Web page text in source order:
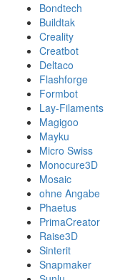
Bondtech
Buildtak
Creality
Creatbot
Deltaco
Flashforge
Formbot
Lay-Filaments
Magigoo
Mayku
Micro Swiss
Monocure3D
Mosaic
ohne Angabe
Phaetus
PrimaCreator
Raise3D
Sinterit
Snapmaker